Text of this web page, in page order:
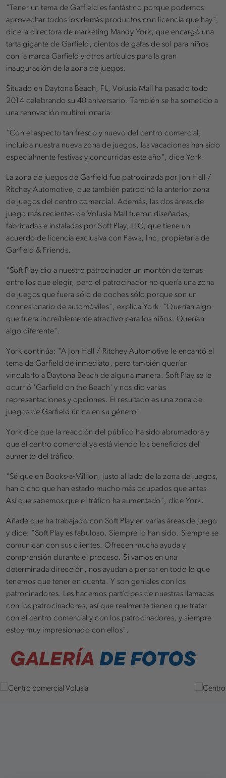
"Tener un tema de Garfield es fantástico porque podemos
aprovechar todos los demás productos con licencia que hay",
dice la directora de marketing Mandy York, que encargó una
tarta gigante de Garfield, cientos de gafas de sol para niños
con la marca Garfield y otros artículos para la gran
inauguración de la zona de juegos.
Situado en Daytona Beach, FL, Volusia Mall ha pasado todo
2014 celebrando su 40 aniversario. También se ha sometido a
una renovación multimillonaria.
"Con el aspecto tan fresco y nuevo del centro comercial,
incluida nuestra nueva zona de juegos, las vacaciones han sido
especialmente festivas y concurridas este año", dice York.
La zona de juegos de Garfield fue patrocinada por Jon Hall /
Ritchey Automotive, que también patrocinó la anterior zona
de juegos del centro comercial. Además, las dos áreas de
juego más recientes de Volusia Mall fueron diseñadas,
fabricadas e instaladas por Soft Play, LLC, que tiene un
acuerdo de licencia exclusiva con Paws, Inc, propietaria de
Garfield & Friends.
"Soft Play dio a nuestro patrocinador un montón de temas
entre los que elegir, pero el patrocinador no quería una zona
de juegos que fuera sólo de coches sólo porque son un
concesionario de automóviles", explica York. "Querían algo
que fuera increíblemente atractivo para los niños. Querían
algo diferente".
York continúa: "A Jon Hall / Ritchey Automotive le encantó el
tema de Garfield de inmediato, pero también querían
vincularlo a Daytona Beach de alguna manera. Soft Play se le
ocurrió 'Garfield on the Beach' y nos dio varias
representaciones y opciones. El resultado es una zona de
juegos de Garfield única en su género".
York dice que la reacción del público ha sido abrumadora y
que el centro comercial ya está viendo los beneficios del
aumento del tráfico.
"Sé que en Books-a-Million, justo al lado de la zona de juegos,
han dicho que han estado mucho más ocupados que antes.
Así que sabemos que el tráfico ha aumentado", dice York.
Añade que ha trabajado con Soft Play en varias áreas de juego
y dice: "Soft Play es fabuloso. Siempre lo han sido. Siempre se
comunican con sus clientes. Ofrecen mucha ayuda y
comprensión durante el proceso. Si vamos en una
determinada dirección, nos ayudan a pensar en todo lo que
tenemos que tener en cuenta. Y son geniales con los
patrocinadores. Les hacemos partícipes de nuestras llamadas
con los patrocinadores, así que realmente tienen que tratar
con el centro comercial y con los patrocinadores, y siempre
estoy muy impresionado con ellos".
GALERÍADE FOTOS